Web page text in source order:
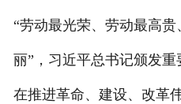
“劳动最光荣、劳动最高
丽”，习近平总书记颁发重
在推进革命、建设、改革